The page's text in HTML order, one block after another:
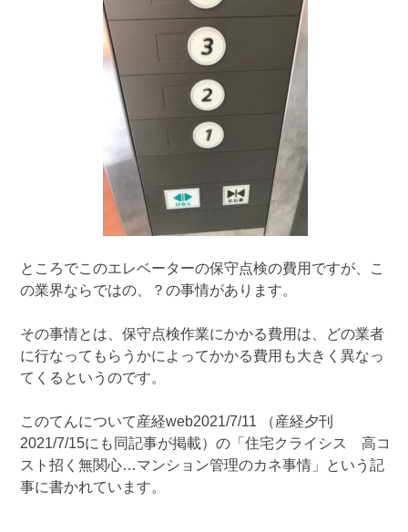
ところでこのエレベーターの保守点検の費用ですが、こ
の業界ならではの、？の事情があります。
その事情とは、保守点検作業にかかる費用は、どの業者
に行なってもらうかによってかかる費用も大きく異なっ
てくるというのです。
このてんについて産経web2021/7/11 （産経夕刊
2021/7/15にも同記事が掲載）の「住宅クライシス 高コ
スト招く無関心…マンション管理のカネ事情」という記
事に書かれています。